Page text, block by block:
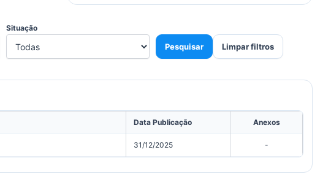
Situação
Pesquisar Limpar filtros
Data Publicação Anexos
31/12/2025 -